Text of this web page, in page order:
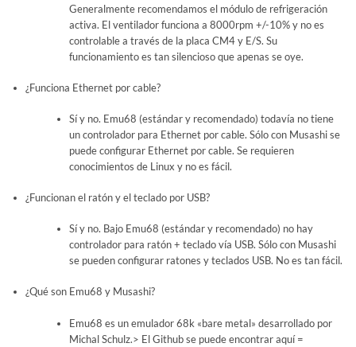
Generalmente recomendamos el módulo de refrigeración
activa. El ventilador funciona a 8000rpm +/-10% y no es
controlable a través de la placa CM4 y E/S. Su
funcionamiento es tan silencioso que apenas se oye.
¿Funciona Ethernet por cable?
Sí y no. Emu68 (estándar y recomendado) todavía no tiene
un controlador para Ethernet por cable. Sólo con Musashi se
puede configurar Ethernet por cable. Se requieren
conocimientos de Linux y no es fácil.
¿Funcionan el ratón y el teclado por USB?
Sí y no. Bajo Emu68 (estándar y recomendado) no hay
controlador para ratón + teclado vía USB. Sólo con Musashi
se pueden configurar ratones y teclados USB. No es tan fácil.
¿Qué son Emu68 y Musashi?
Emu68 es un emulador 68k «bare metal» desarrollado por
Michal Schulz.> El Github se puede encontrar aquí =